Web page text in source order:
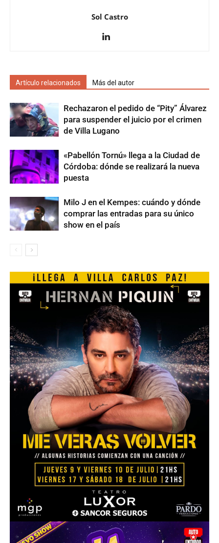
Sol Castro
Artículo relacionados Más del autor
Rechazaron el pedido de “Pity” Álvarez
para suspender el juicio por el crimen
de Villa Lugano
«Pabellón Tornú» llega a la Ciudad de
Córdoba: dónde se realizará la nueva
puesta
Milo J en el Kempes: cuándo y dónde
comprar las entradas para su único
show en el país